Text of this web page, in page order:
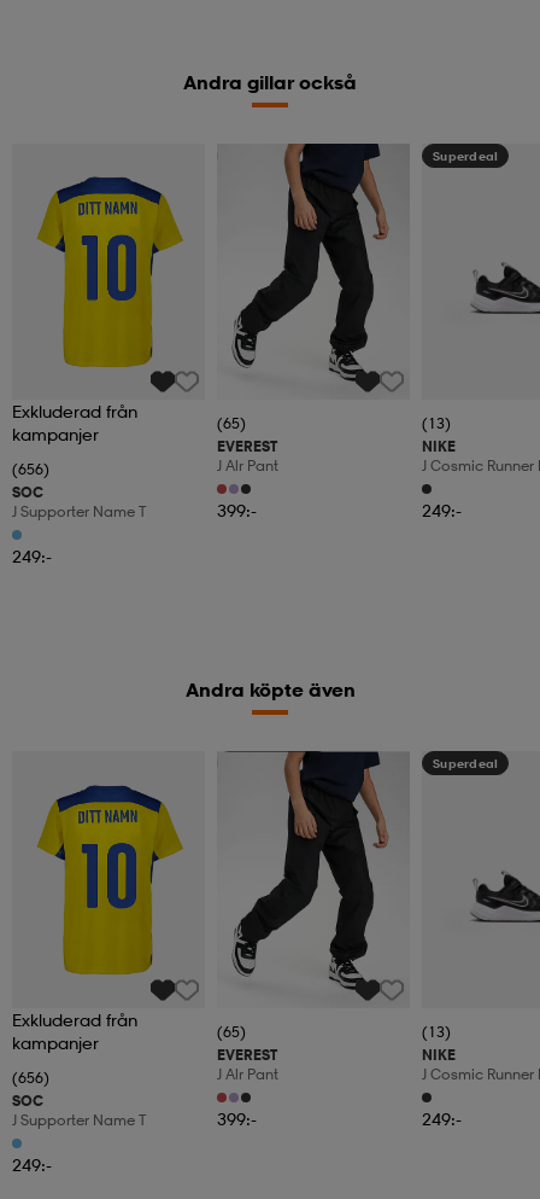
Andra gillar också
Exkluderad från
kampanjer
(656)
SOC
J Supporter Name T
249:-
Kampanj -25%
(65)
EVEREST
J Alr Pant
399:-
Superdeal
(13)
NIKE
J Cosmic Runner
249:-
Andra köpte även
Exkluderad från
kampanjer
(656)
SOC
J Supporter Name T
249:-
Kampanj -25%
(65)
EVEREST
J Alr Pant
399:-
Superdeal
(13)
NIKE
J Cosmic Runner
249:-